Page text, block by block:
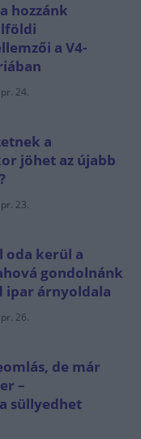
hozzánk
a V4-
24.
a
jöhet az újabb
23.
oda kerül a
gondolnánk
ipar árnyoldala
26.
de már
–
süllyedhet